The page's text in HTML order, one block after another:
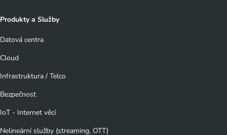
Produkty a Služby
Datová centra
Cloud
Infrastruktura / Telco
Bezpečnost
IoT - Internet věcí
Nelineární služby (streaming, OTT)